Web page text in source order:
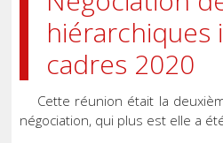
hiérarchiques
cadres 2020
Cette réunion était la
négociation, qui plus est elle a